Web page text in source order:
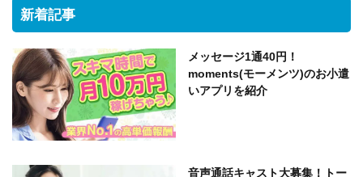
新着記事
メッセージ1通40円！
moments(モーメンツ)のお小遣
いアプリを紹介
音声通話キャスト大募集！トー